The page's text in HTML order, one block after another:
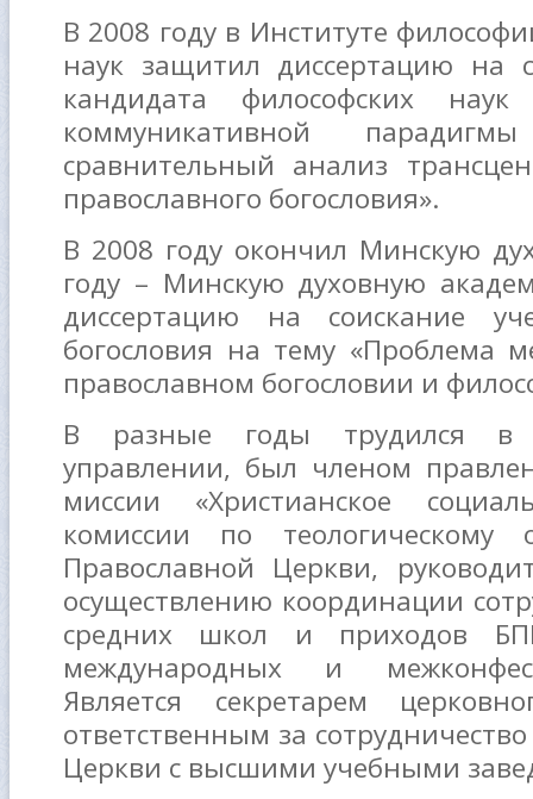
В 2008 году в Институте
наук защитил диссертацию на
кандидата философских
коммуникативной
сравнительный анализ
православного богословия».
В 2008 году окончил Минскую
году – Минскую духовную
диссертацию на соискание
богословия на тему «Проблема
православном богословии и
В разные годы трудился в
управлении, был членом
миссии «Христианское
комиссии по теологическому
Православной Церкви,
осуществлению координации
средних школ и приходов
международных и
Является секретарем
ответственным за
Церкви с высшими учебными